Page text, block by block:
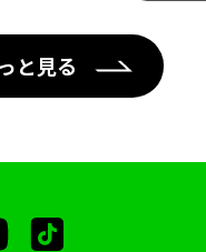
横浜市
VTuber
ーツライフ
と見る